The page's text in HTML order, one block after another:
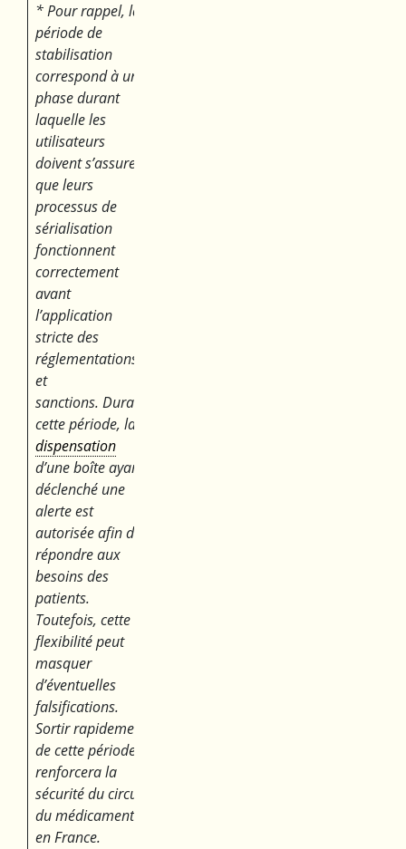
* Pour rappel, la
période de
stabilisation
correspond à une
phase durant
laquelle les
utilisateurs
doivent s’assurer
que leurs
processus de
sérialisation
fonctionnent
correctement
avant
l’application
stricte des
réglementations
et
sanctions. Durant
cette période, la
dispensation
d’une boîte ayant
déclenché une
alerte est
autorisée afin de
répondre aux
besoins des
patients.
Toutefois, cette
flexibilité peut
masquer
d’éventuelles
falsifications.
Sortir rapidement
de cette période
renforcera la
sécurité du circuit
du médicament
en France.